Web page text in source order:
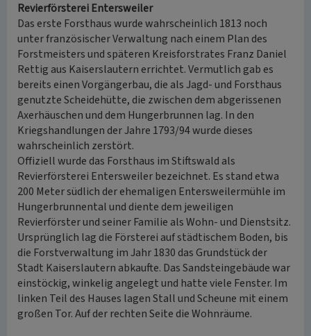
Revierförsterei Entersweiler
Das erste Forsthaus wurde wahrscheinlich 1813 noch
unter französischer Verwaltung nach einem Plan des
Forstmeisters und späteren Kreisforstrates Franz Daniel
Rettig aus Kaiserslautern errichtet. Vermutlich gab es
bereits einen Vorgängerbau, die als Jagd- und Forsthaus
genutzte Scheidehütte, die zwischen dem abgerissenen
Axerhäuschen und dem Hungerbrunnen lag. In den
Kriegshandlungen der Jahre 1793/94 wurde dieses
wahrscheinlich zerstört.
Offiziell wurde das Forsthaus im Stiftswald als
Revierförsterei Entersweiler bezeichnet. Es stand etwa
200 Meter südlich der ehemaligen Entersweilermühle im
Hungerbrunnental und diente dem jeweiligen
Revierförster und seiner Familie als Wohn- und Dienstsitz.
Ursprünglich lag die Försterei auf städtischem Boden, bis
die Forstverwaltung im Jahr 1830 das Grundstück der
Stadt Kaiserslautern abkaufte. Das Sandsteingebäude war
einstöckig, winkelig angelegt und hatte viele Fenster. Im
linken Teil des Hauses lagen Stall und Scheune mit einem
großen Tor. Auf der rechten Seite die Wohnräume.